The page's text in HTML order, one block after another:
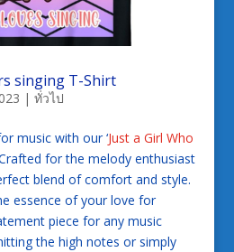
singing T-Shirt
| ทั่วไป
music with our ‘Just a Girl Who
for the melody enthusiast
blend of comfort and style.
essence of your love for
piece for any music
the high notes or simply